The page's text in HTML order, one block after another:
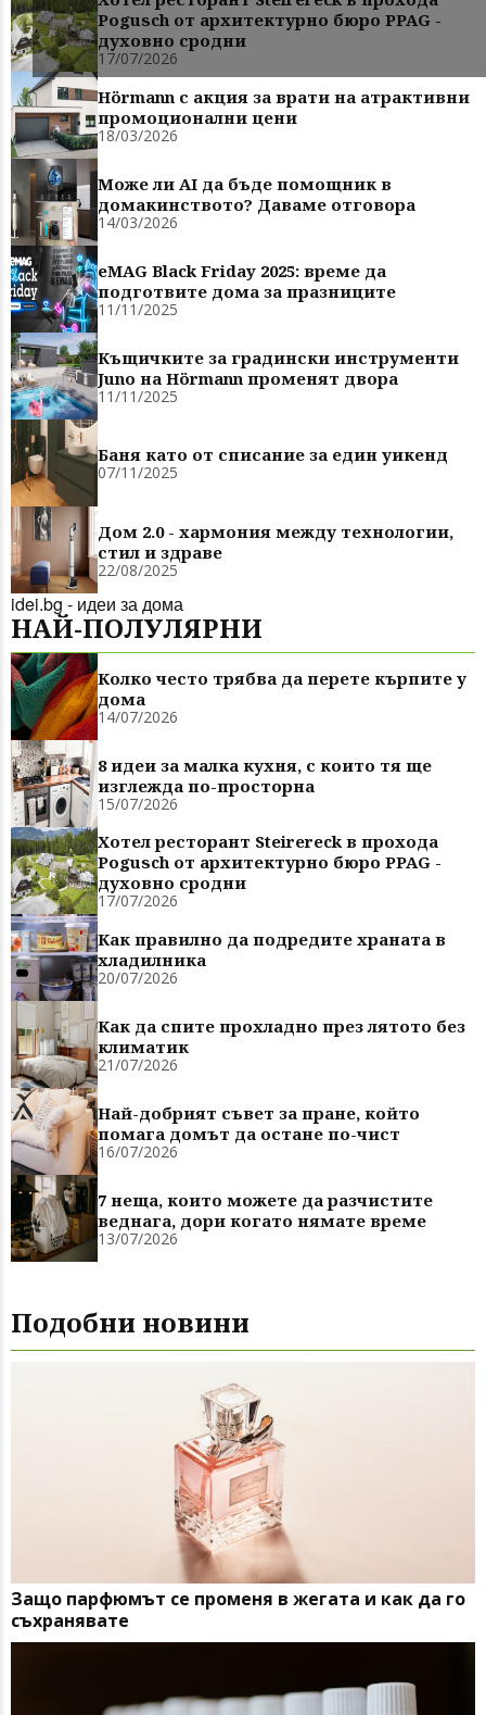
Pogusch от архитектурно бюро PPAG -
духовно сродни
17/07/2026
Hörmann с акция за врати на атрактивни
промоционални цени
18/03/2026
Може ли AI да бъде помощник в
домакинството? Даваме отговора
14/03/2026
eMAG Black Friday 2025: време да
подготвите дома за празниците
11/11/2025
Къщичките за градински инструменти
Juno на Hörmann променят двора
11/11/2025
Баня като от списание за един уикенд
07/11/2025
Дом 2.0 - хармония между технологии,
стил и здраве
22/08/2025
idei.bg - идеи за дома
НАЙ-ПОЛУЛЯРНИ
Колко често трябва да перете кърпите у
дома
14/07/2026
8 идеи за малка кухня, с които тя ще
изглежда по-просторна
15/07/2026
Хотел ресторант Steirereck в прохода
Pogusch от архитектурно бюро PPAG -
духовно сродни
17/07/2026
Как правилно да подредите храната в
хладилника
20/07/2026
Как да спите прохладно през лятото без
климатик
21/07/2026
Най-добрият съвет за пране, който
помага домът да остане по-чист
16/07/2026
7 неща, които можете да разчистите
веднага, дори когато нямате време
13/07/2026
Подобни новини
Защо парфюмът се променя в жегата и как да го
съхранявате